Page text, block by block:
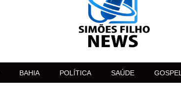
BAHIA POLÍTICA SAÚDE GOSPEL